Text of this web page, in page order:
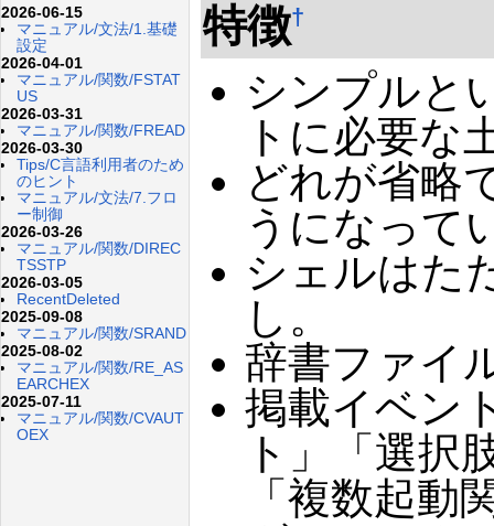
2026-06-15
マニュアル/文法/1.基礎
設定
2026-04-01
マニュアル/関数/FSTAT
US
2026-03-31
マニュアル/関数/FREAD
2026-03-30
Tips/C言語利用者のため
のヒント
マニュアル/文法/7.フロ
ー制御
2026-03-26
マニュアル/関数/DIREC
TSSTP
2026-03-05
RecentDeleted
2025-09-08
マニュアル/関数/SRAND
2025-08-02
マニュアル/関数/RE_AS
EARCHEX
2025-07-11
マニュアル/関数/CVAUT
OEX
特徴†
シンプルと
トに必要な
どれが省略
うになって
シェルはた
し。
辞書ファイ
掲載イベン
ト」「選択
「複数起動